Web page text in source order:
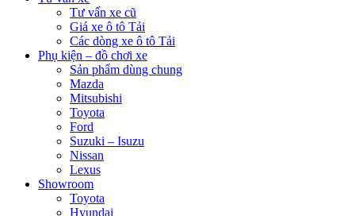
Tư vấn xe cũ
Giá xe ô tô Tải
Các dòng xe ô tô Tải
Phụ kiện – đồ chơi xe
Sản phẩm dùng chung
Mazda
Mitsubishi
Toyota
Ford
Suzuki – Isuzu
Nissan
Lexus
Showroom
Toyota
Hyundai